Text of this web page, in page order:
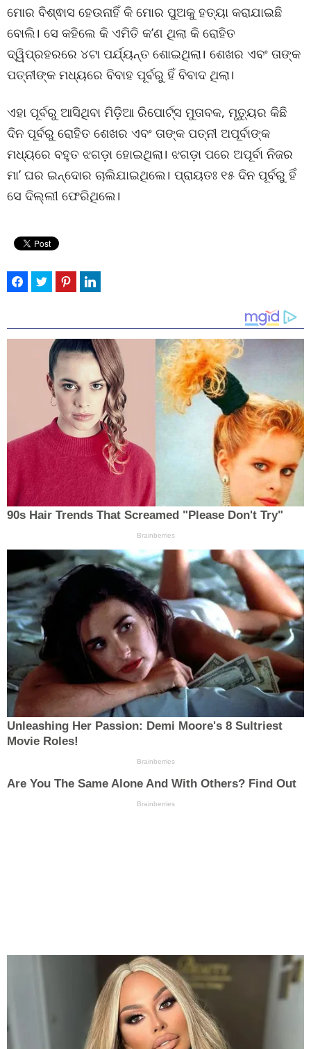
ମୋର ବିଶ୍ଵାସ ହେଉନାହିଁ କି ମୋର ପୁଅକୁ ହତ୍ୟା କରାଯାଇଛି
ବୋଲି। ସେ କହିଲେ କି ଏମିତି କ’ଣ ଥିଲା କି ରୋହିତ
ଦ୍ୱିପ୍ରହରରେ ୪ଟା ପର୍ଯ୍ୟନ୍ତ ଶୋଇଥିଲା। ଶେଖର ଏବଂ ତାଙ୍କ
ପତ୍ନୀଙ୍କ ମଧ୍ୟରେ ବିବାହ ପୂର୍ବରୁ ହିଁ ବିବାଦ ଥିଲା।
ଏହା ପୂର୍ବରୁ ଆସିଥିବା ମିଡ଼ିଆ ରିପୋର୍ଟ୍ସ ମୁତାବକ, ମୃତ୍ୟୁର କିଛି
ଦିନ ପୂର୍ବରୁ ରୋହିତ ଶେଖର ଏବଂ ତାଙ୍କ ପତ୍ନୀ ଅପୂର୍ବାଙ୍କ
ମଧ୍ୟରେ ବହୁତ ଝଗଡ଼ା ହୋଇଥିଲା। ଝଗଡ଼ା ପରେ ଅପୂର୍ବା ନିଜର
ମା’ ଘର ଇନ୍ଦୋର ଚାଲିଯାଇଥିଲେ। ପ୍ରାୟତଃ ୧୫ ଦିନ ପୂର୍ବରୁ ହିଁ
ସେ ଦିଲ୍ଲୀ ଫେରିଥିଲେ।